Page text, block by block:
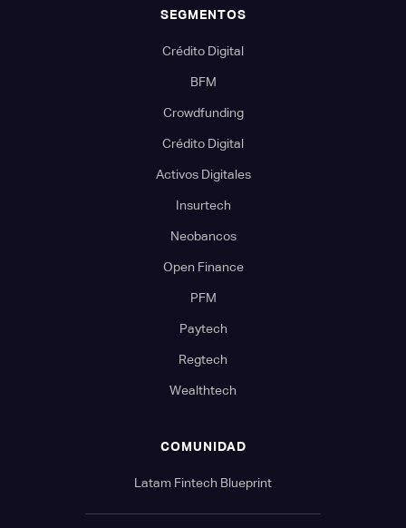
SEGMENTOS
Crédito Digital
BFM
Crowdfunding
Crédito Digital
Activos Digitales
Insurtech
Neobancos
Open Finance
PFM
Paytech
Regtech
Wealthtech
COMUNIDAD
Latam Fintech Blueprint